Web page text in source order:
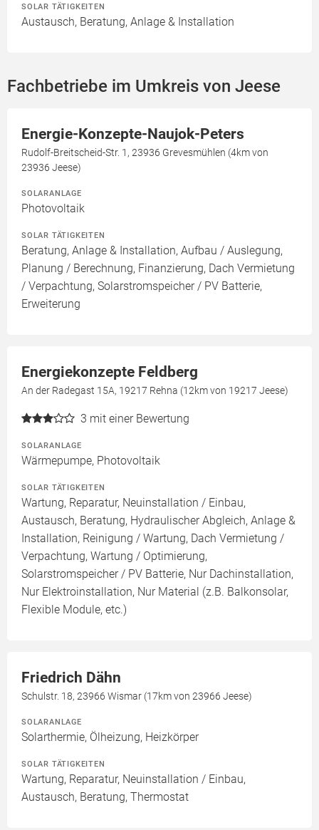
SOLAR TÄTIGKEITEN
Austausch, Beratung, Anlage & Installation
Fachbetriebe im Umkreis von Jeese
Energie-Konzepte-Naujok-Peters
Rudolf-Breitscheid-Str. 1, 23936 Grevesmühlen (4km von
23936 Jeese)
SOLARANLAGE
Photovoltaik
SOLAR TÄTIGKEITEN
Beratung, Anlage & Installation, Aufbau / Auslegung,
Planung / Berechnung, Finanzierung, Dach Vermietung
/ Verpachtung, Solarstromspeicher / PV Batterie,
Erweiterung
Energiekonzepte Feldberg
An der Radegast 15A, 19217 Rehna (12km von 19217 Jeese)
3 mit einer Bewertung
SOLARANLAGE
Wärmepumpe, Photovoltaik
SOLAR TÄTIGKEITEN
Wartung, Reparatur, Neuinstallation / Einbau,
Austausch, Beratung, Hydraulischer Abgleich, Anlage &
Installation, Reinigung / Wartung, Dach Vermietung /
Verpachtung, Wartung / Optimierung,
Solarstromspeicher / PV Batterie, Nur Dachinstallation,
Nur Elektroinstallation, Nur Material (z.B. Balkonsolar,
Flexible Module, etc.)
Friedrich Dähn
Schulstr. 18, 23966 Wismar (17km von 23966 Jeese)
SOLARANLAGE
Solarthermie, Ölheizung, Heizkörper
SOLAR TÄTIGKEITEN
Wartung, Reparatur, Neuinstallation / Einbau,
Austausch, Beratung, Thermostat